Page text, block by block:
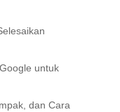
untuk
dan Cara